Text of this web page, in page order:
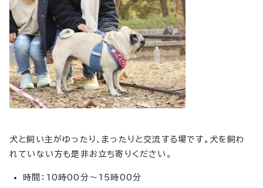
犬と飼い主がゆったり、まったりと交流する場です。犬を飼わ
れていない方も是非お立ち寄りください。
時間：10時00分～15時00分